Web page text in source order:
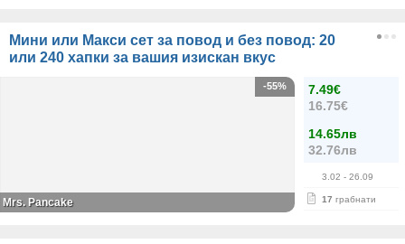
Мини или Макси сет за повод и без повод: 20
или 240 хапки за вашия изискан вкус
7.49€
16.75€
14.65лв
32.76лв
3.02 - 26.09
17 грабнати
-55%
Mrs. Pancake